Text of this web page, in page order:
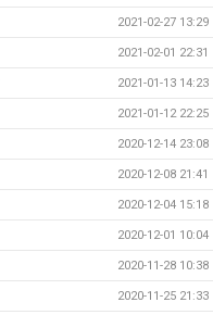
2021-02-27 13:29
2021-02-01 22:31
2021-01-13 14:23
2021-01-12 22:25
2020-12-14 23:08
2020-12-08 21:41
2020-12-04 15:18
2020-12-01 10:04
2020-11-28 10:38
2020-11-25 21:33